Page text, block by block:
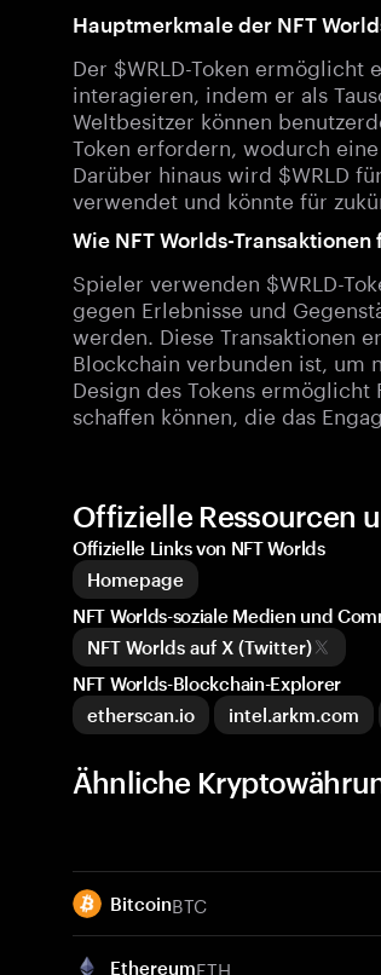
Hauptmerkmale der NFT
Der $WRLD-Token ermöglicht
interagieren, indem er als
Weltbesitzer können
Token erfordern, wodurch
Darüber hinaus wird $WRLD
verwendet und könnte für
Wie NFT Worlds-
Spieler verwenden $WRLD-
gegen Erlebnisse und
werden. Diese Transaktionen
Blockchain verbunden ist, um
Design des Tokens
schaffen können, die das
Offizielle Ressourcen
Offizielle Links von NFT Worlds
Homepage
NFT Worlds-soziale Medien und
NFT Worlds auf X (Twitter)
NFT Worlds-Blockchain-Explorer
etherscan.io
intel.arkm.com
Ähnliche
BitcoinBTC
EthereumETH